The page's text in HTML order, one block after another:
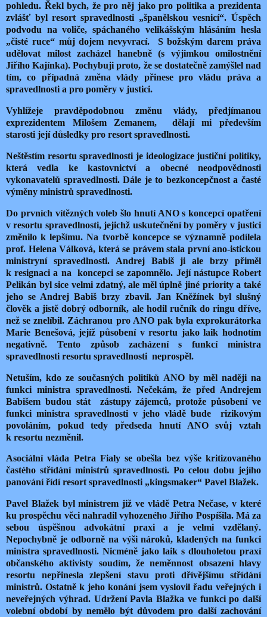
pohledu. Řekl bych, že pro něj jako pro politika a prezidenta
zvlášť byl resort spravedlnosti „španělskou vesnicí“. Úspěch
podvodu na voliče, spáchaného velikášským hlásáním hesla
„čisté ruce“ můj dojem nevyvrací. S božským darem práva
udělovat milost zacházel hanebně (s výjimkou omilostnění
Jiřího Kajínka). Pochybuji proto, že se dostatečně zamýšlel nad
tím, co případná změna vlády přinese pro vládu práva a
spravedlnosti a pro poměry v justici.
Vyhlížeje pravděpodobnou změnu vlády, předjímanou
exprezidentem Milošem Zemanem, dělají mi především
starosti její důsledky pro resort spravedlnosti.
Neštěstím resortu spravedlnosti je ideologizace justiční politiky,
která vedla ke kastovnictví a obecné neodpovědnosti
vykonavatelů spravedlnosti. Dále je to bezkoncepčnost a časté
výměny ministrů spravedlnosti.
Do prvních vítězných voleb šlo hnutí ANO s koncepcí opatření
v resortu spravedlnosti, jejichž uskutečnění by poměry v justici
změnilo k lepšímu. Na tvorbě koncepce se významně podílela
prof. Helena Válková, která se právem stala první ano-istickou
ministryní spravedlnosti. Andrej Babiš ji ale brzy přiměl
k resignaci a na
koncepci se zapomnělo. Její nástupce Robert
Pelikán byl sice velmi zdatný, ale měl úplně jiné priority a také
jeho se Andrej Babiš brzy zbavil. Jan Kněžínek byl slušný
člověk a jistě dobrý odborník, ale hodil ručník do ringu dříve,
než se znelíbil. Záchranou pro ANO pak byla exprokurátorka
Marie Benešová, jejíž působení v resortu jako laik hodnotím
negativně. Tento způsob zacházení s funkcí ministra
spravedlnosti resortu spravedlnosti neprospěl.
Netuším, kdo ze současných politiků ANO by měl naději na
funkci ministra spravedlnosti. Nečekám, že před Andrejem
Babišem budou stát
zástupy zájemců, protože působení ve
funkci ministra spravedlnosti v jeho vládě bude
rizikovým
povoláním, pokud tedy předseda hnutí ANO svůj vztah
k resortu nezměnil.
Asociální vláda Petra Fialy se obešla bez výše kritizovaného
častého střídání ministrů spravedlnosti. Po celou dobu jejího
panování řídí resort spravedlnosti „kingsmaker“ Pavel Blažek.
Pavel Blažek byl ministrem již ve vládě Petra Nečase, v které
ku prospěchu věci nahradil vyhozeného Jiřího Pospíšila. Má za
sebou úspěšnou advokátní praxi a je velmi vzdělaný.
Nepochybně je odborně na výši nároků, kladených na funkci
ministra spravedlnosti. Nicméně jako laik s dlouholetou praxí
občanského aktivisty soudím, že neměnnost obsazení hlavy
resortu nepřinesla zlepšení stavu proti dřívějšímu střídání
ministrů. Ostatně k jeho konání jsem vyslovil řadu veřejných i
neveřejných výhrad. Udržení Pavla Blažka ve funkci po další
volební období by nemělo být důvodem pro další zachování